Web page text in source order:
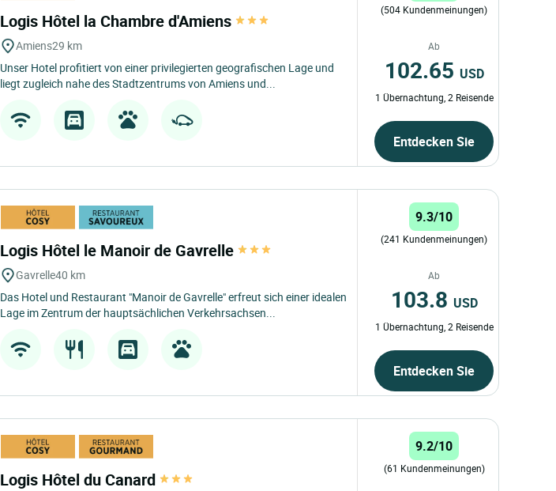
Logis Hôtel la Chambre d'Amiens
Amiens29 km
Unser Hotel profitiert von einer privilegierten geografischen Lage und
liegt zugleich nahe des Stadtzentrums von Amiens und...
(504 Kundenmeinungen)
Ab
102.65 USD
1 Übernachtung, 2 Reisende
Entdecken Sie
Logis Hôtel le Manoir de Gavrelle
Gavrelle40 km
Das Hotel und Restaurant "Manoir de Gavrelle" erfreut sich einer idealen
Lage im Zentrum der hauptsächlichen Verkehrsachsen...
9.3/10
(241 Kundenmeinungen)
Ab
103.8 USD
1 Übernachtung, 2 Reisende
Entdecken Sie
Logis Hôtel du Canard
9.2/10
(61 Kundenmeinungen)